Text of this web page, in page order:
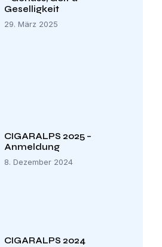
Geselligkeit
29. März 2025
CIGARALPS 2025 –
Anmeldung
8. Dezember 2024
CIGARALPS 2024